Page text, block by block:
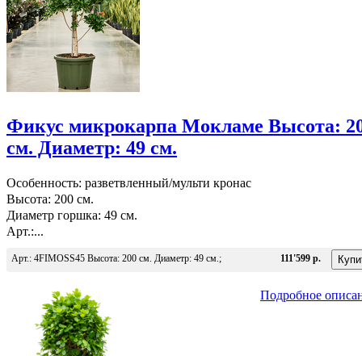
Фикус микрокарпа Мокламе Высота:
см. Диаметр: 49 см.
Особенность: разветвленный/мульти кронас
Высота: 200 см.
Диаметр горшка: 49 см.
Арт.:...
Арт.: 4FIMOSS45 Высота: 200 см. Диаметр: 49 см.; 111'599 р.
Подробное